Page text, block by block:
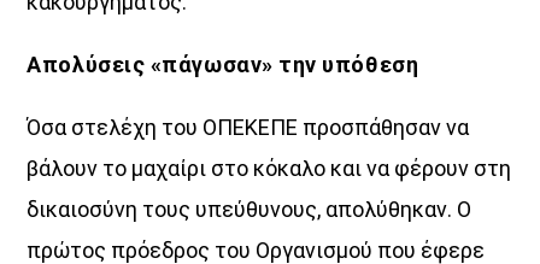
Απολύσεις «πάγωσαν» την υπόθεση
Όσα στελέχη του ΟΠΕΚΕΠΕ προσπάθησαν να
βάλουν το µαχαίρι στο κόκαλο και να φέρουν στη
δικαιοσύνη τους υπεύθυνους, απολύθηκαν. Ο
πρώτος πρόεδρος του Οργανισµού που έφερε